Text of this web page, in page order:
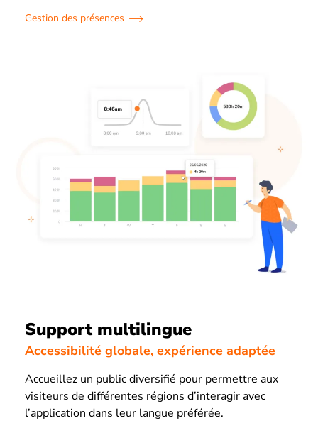
Gestion des présences
Support multilingue
Accessibilité globale, expérience adaptée
Accueillez un public diversifié pour permettre aux
visiteurs de différentes régions d’interagir avec
l’application dans leur langue préférée.